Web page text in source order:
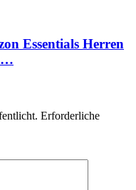
Essentials Herren
Erforderliche